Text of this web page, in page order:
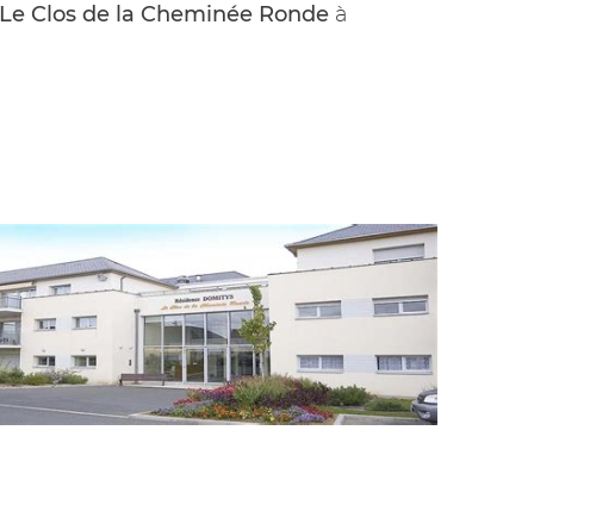
Le Clos de la Cheminée Ronde à